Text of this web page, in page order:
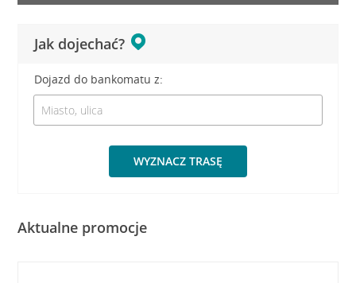
Jak dojechać?
Dojazd do bankomatu z:
WYZNACZ TRASĘ
Aktualne promocje